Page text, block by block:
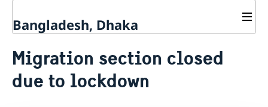
Bangladesh, Dhaka
About us
Embassy staff
Current
Migration section closed
due to lockdown